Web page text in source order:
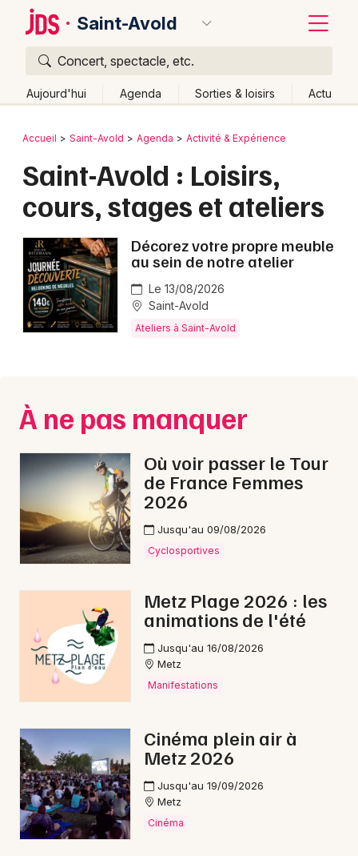
Saint-Avold
Concert, spectacle, etc.
Aujourd'hui Agenda Sorties & loisirs Actu
Publier un événement
Grands événements
Activité & Expérience
Manifestations
Concerts
Sports
Soirées
Sorties famille
Sorties & loisirs
Ateliers en Moselle
Ateliers en Lorraine
Ateliers dans le Grand Est
Newsletter des sorties
Bordeaux
Colmar
Lille
Lyon
Marseille
Mulhouse
Nice
Paris
Toulouse
Toutes les villes
Retour
Accueil Saint-Avold Agenda Activité & Expérience
Saint-Avold : Loisirs,
cours, stages et ateliers
Décorez votre propre meuble
au sein de notre atelier
Le 13/08/2026
Saint-Avold
Ateliers à Saint-Avold
À ne pas manquer
Où voir passer le Tour
de France Femmes
2026
Jusqu'au 09/08/2026
Cyclosportives
Metz Plage 2026 : les
animations de l'été
Jusqu'au 16/08/2026
Metz
Manifestations
Cinéma plein air à
Metz 2026
Jusqu'au 19/09/2026
Metz
Cinéma
Quoi ?
Où ?
Partout
Près de moi Changer de lieu
Quand ?
Effacer les dates
Aujourd'hui
Demain Ce week-end